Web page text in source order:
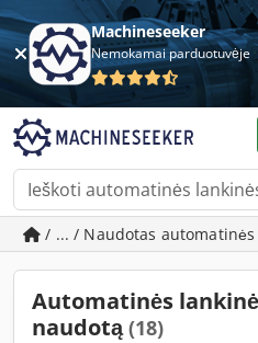
Machineseeker
Nemokamai parduotuvėje
/ ... / Naudotas
Automatinės
naudotą(18)